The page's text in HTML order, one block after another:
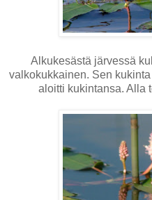
Alkukesästä järvessä
valkokukkainen. Sen
aloitti kukintansa. Alla